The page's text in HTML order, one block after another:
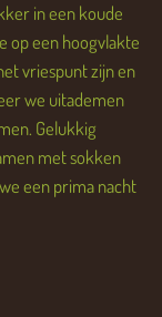
in een koude
op een hoogvlakte
vriespunt zijn en
we uitademen
Gelukkig
met sokken
een prima nacht